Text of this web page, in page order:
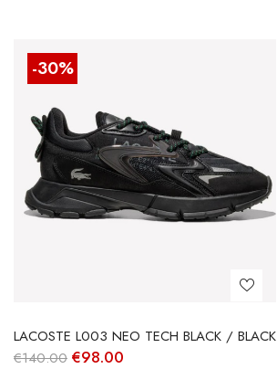
-30%
LACOSTE L003 NEO TECH BLACK / BLACK
€140.00 O
€98.00